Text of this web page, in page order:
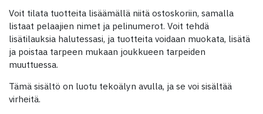
Voit tilata tuotteita lisäämällä niitä ostoskoriin, samalla
listaat pelaajien nimet ja pelinumerot. Voit tehdä
lisätilauksia halutessasi, ja tuotteita voidaan muokata, lisätä
ja poistaa tarpeen mukaan joukkueen tarpeiden
muuttuessa.
Tämä sisältö on luotu tekoälyn avulla, ja se voi sisältää
virheitä.